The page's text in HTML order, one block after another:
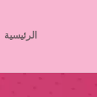
الرئيسية